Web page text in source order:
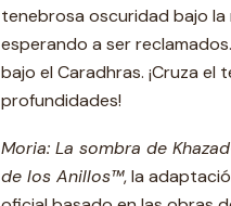
tenebrosa oscuridad bajo
esperando a ser
bajo el Caradhras. ¡Cruza
profundidades!
Moria: La sombra de
de los Anillos™, la